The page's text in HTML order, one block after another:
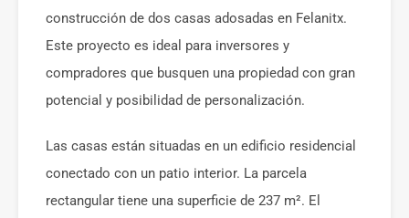
construcción de dos casas adosadas en Felanitx.
Este proyecto es ideal para inversores y
compradores que busquen una propiedad con gran
potencial y posibilidad de personalización.
Las casas están situadas en un edificio residencial
conectado con un patio interior. La parcela
rectangular tiene una superficie de 237 m². El